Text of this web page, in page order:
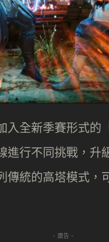
入全新季賽形式的
進行不同挑戰，升
傳統的高塔模式，
- 廣告 -